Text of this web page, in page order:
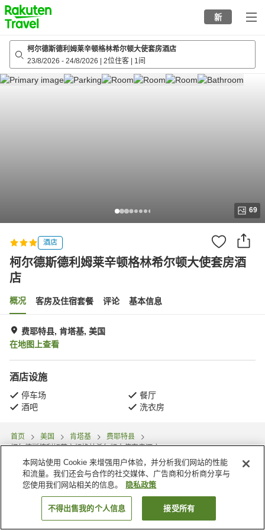
to
top
page
新
柯尔德斯德利姆莱辛顿格林希尔顿大使套房酒店
23/8/2026 - 24/8/2026 2位住客 1间
69
酒店
柯尔德斯德利姆莱辛顿格林希尔顿大使套房酒
店
概况 客房及住宿套餐 评论 基本信息
费耶特县, 肯塔基, 美国
在地图上查看
酒店设施
停车场
餐厅
酒吧
洗衣房
首页 美国 肯塔基
费耶特县
柯尔德斯德利姆莱辛顿格林希尔顿大使套房酒店
搜索客房
本网站使用 Cookie 来增强用户体验，并分析我们网站的性能
和流量。我们还会与合作的社交媒体、广告商和分析商分享与
您使用我们网站相关的信息。
隐私政策
不得出售我的个人信息 接受所有